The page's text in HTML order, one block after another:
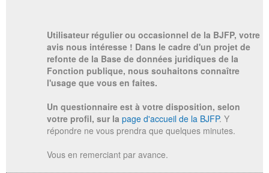
Utilisateur régulier ou occasionnel de la BJFP, votre
avis nous intéresse ! Dans le cadre d'un projet de
refonte de la Base de données juridiques de la
Fonction publique, nous souhaitons connaître
l'usage que vous en faites.
Un questionnaire est à votre disposition, selon
votre profil, sur la page d'accueil de la BJFP. Y
répondre ne vous prendra que quelques minutes.
Vous en remerciant par avance.